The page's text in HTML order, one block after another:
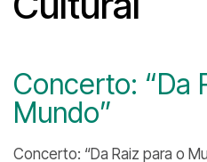
Concerto: “Da
Mundo”
Concerto: “Da Raiz para o